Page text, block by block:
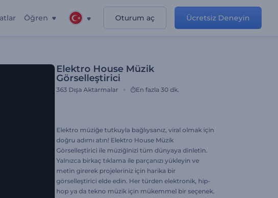
Öğren Oturum aç Ücretsiz Deneyin
Elektro House Müzik
Görselleştirici
363 Dışa Aktarmalar En fazla 30 dk.
Elektro müziğe tutkuyla bağlıysanız, viral olmak için
doğru adımı atın! Elektro House Müzik
Görselleştirici ile müziğinizi tüm dünyaya dinletin.
Yalnızca birkaç tıklama ile parçanızı yükleyin ve
metin girerek projeleriniz için harika bir
görselleştirici elde edin. Her türden elektronik, hip-
hop ya da tekno müzik için mükemmel bir seçenek.